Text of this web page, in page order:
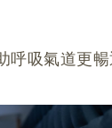
吸氣道更暢